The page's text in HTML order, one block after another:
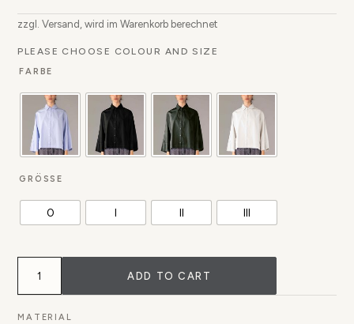
zzgl. Versand, wird im Warenkorb berechnet
PLEASE CHOOSE COLOUR AND SIZE
FARBE
GRÖSSE
0 I II III
Bluse
Tege
Bio-
Popeline
ADD TO CART
MATERIAL